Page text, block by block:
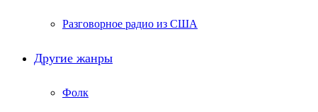
Разговорное радио из США
Другие жанры
Фолк